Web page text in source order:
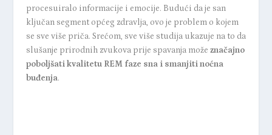
procesuiralo informacije i emocije. Budući da je san
ključan segment općeg zdravlja, ovo je problem o kojem
se sve više priča. Srećom, sve više studija ukazuje na to da
slušanje prirodnih zvukova prije spavanja može značajno
poboljšati kvalitetu REM faze sna i smanjiti noćna
buđenja.